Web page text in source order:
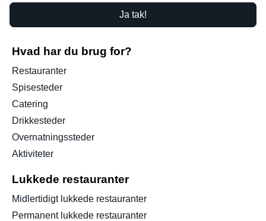
Ja tak!
Hvad har du brug for?
Restauranter
Spisesteder
Catering
Drikkesteder
Overnatningssteder
Aktiviteter
Lukkede restauranter
Midlertidigt lukkede restauranter
Permanent lukkede restauranter